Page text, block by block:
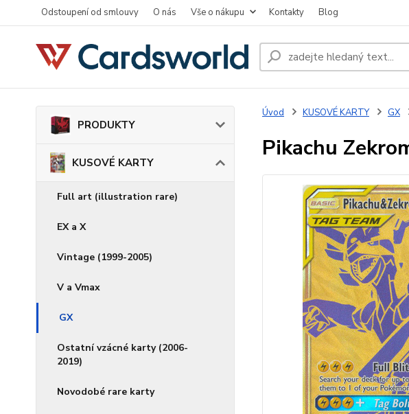
Odstoupení od smlouvy O nás Vše o nákupu Kontakty Blog
PRODUKTY
KUSOVÉ KARTY
Full art (illustration rare)
EX a X
Vintage (1999-2005)
V a Vmax
GX
Ostatní vzácné karty (2006-
2019)
Novodobé rare karty
Úvod KUSOVÉ KARTY GX
Pikachu